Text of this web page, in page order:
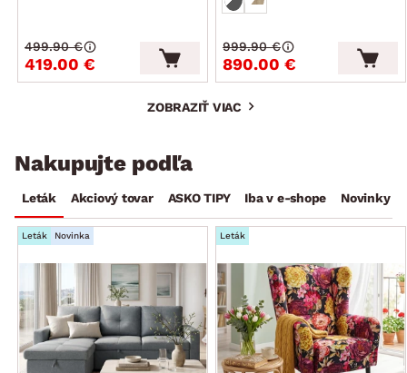
419.00 €
499.90 €
890.00 €
999.90 €
ZOBRAZIŤ VIAC
Nakupujte podľa
Leták Akciový tovar ASKO TIPY Iba v e-shope Novinky
Leták Novinka Leták